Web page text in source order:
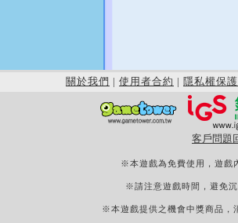
關於我們 | 使用者合約 | 隱私權保護
客戶問題
※本遊戲為免費使用，遊戲
※請注意遊戲時間，避免
※本遊戲提供之機會中獎商品，